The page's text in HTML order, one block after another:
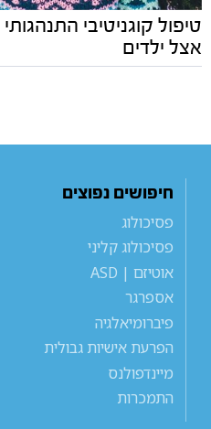
טיפול קוגניטיבי
אצל ילדים
חיפושים נפוצים
פסיכולוג
פסיכולוג קליני
אוטיזם | ASD
אספרגר
פיברומיאלגיה
הפרעת אישיות גבולית
מיינדפולנס
התמכרות